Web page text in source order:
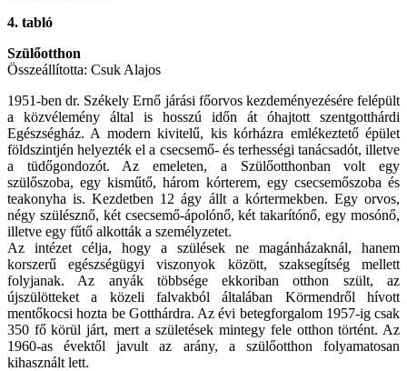
4. tabló
Szülőotthon
Összeállította: Csuk Alajos
1951-ben dr. Székely Ernő járási főorvos kezdeményezésére felépült
a közvélemény által is hosszú időn át óhajtott szentgotthárdi
Egészségház. A modern kivitelű, kis kórházra emlékeztető épület
földszintjén helyezték el a csecsemő- és terhességi tanácsadót, illetve
a tüdőgondozót. Az emeleten, a Szülőotthonban volt egy
szülőszoba, egy kisműtő, három kórterem, egy csecsemőszoba és
teakonyha is. Kezdetben 12 ágy állt a kórtermekben. Egy orvos,
négy szülésznő, két csecsemő-ápolónő, két takarítónő, egy mosónő,
illetve egy fűtő alkották a személyzetet.
Az intézet célja, hogy a szülések ne magánházaknál, hanem
korszerű egészségügyi viszonyok között, szaksegítség mellett
folyjanak. Az anyák többsége ekkoriban otthon szült, az
újszülötteket a közeli falvakból általában Körmendről hívott
mentőkocsi hozta be Gotthárdra. Az évi betegforgalom 1957-ig csak
350 fő körül járt, mert a születések mintegy fele otthon történt. Az
1960-as évektől javult az arány, a szülőotthon folyamatosan
kihasznált lett.